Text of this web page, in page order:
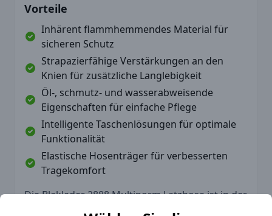
Vorteile
Inhärent flammhemmendes Material für
sicheren Schutz
Strapazierfähige Verstärkungen an den
Knien für zusätzliche Langlebigkeit
Öl-, schmutz- und wasserabweisende
Eigenschaften für einfache Pflege
Intelligente Taschenlösungen für optimale
Funktionalität
Elastische Hosenträger für verbesserten
Tragekomfort
Die Blaklader 2888 Multinorm Latzhose ist in der